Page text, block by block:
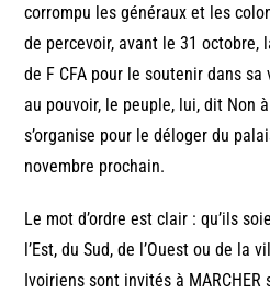
corrompu les généraux et les
de percevoir, avant le 31
de F CFA pour le soutenir dans
au pouvoir, le peuple, lui, dit Non
s’organise pour le déloger du
novembre prochain.
Le mot d’ordre est clair : qu’ils
l’Est, du Sud, de l’Ouest ou de la
Ivoiriens sont invités à